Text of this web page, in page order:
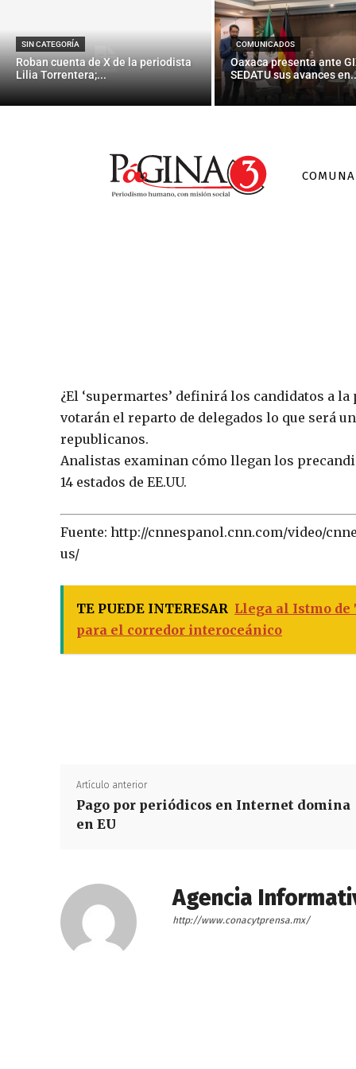
SIN CATEGORÍA
Roban cuenta de X de la periodista
Lilia Torrentera;...
COMUNICADOS
Oaxaca presenta ante
SEDATU sus avances
¿El ‘supermartes’ definirá los candidatos a la
votarán el reparto de delegados lo que será
republicanos.
Analistas examinan cómo llegan los
14 estados de EE.UU.
Fuente: http://cnnespanol.cnn.com/video/
us/
TE PUEDE INTERESAR Llega al Istmo de
para el corredor interoceánico
Artículo anterior
Pago por periódicos en Internet domina
en EU
Agencia
http://www.conacytprensa.mx/